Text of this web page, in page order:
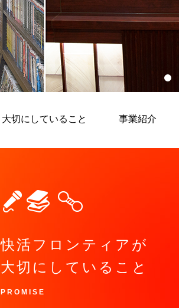
大切にしていること 事業紹介
快活フロンティアが
大切にしていること
PROMISE